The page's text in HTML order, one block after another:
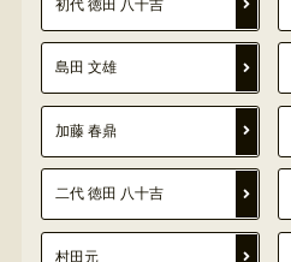
初代 徳田 八十吉
島田 文雄
加藤 春鼎
二代 徳田 八十吉
村田元